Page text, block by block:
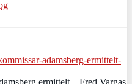
ermittelt – Fred Vargas